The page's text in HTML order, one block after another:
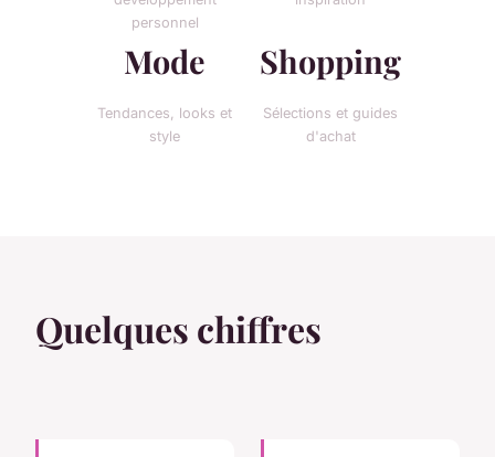
personnel
Mode
Tendances, looks et
style
Shopping
Sélections et guides
d'achat
Quelques chiffres